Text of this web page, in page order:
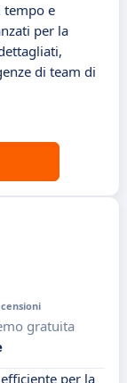
tempo e
per la
di team di
gratuita
per la